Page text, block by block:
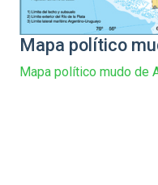
Mapa político
Mapa político mudo de